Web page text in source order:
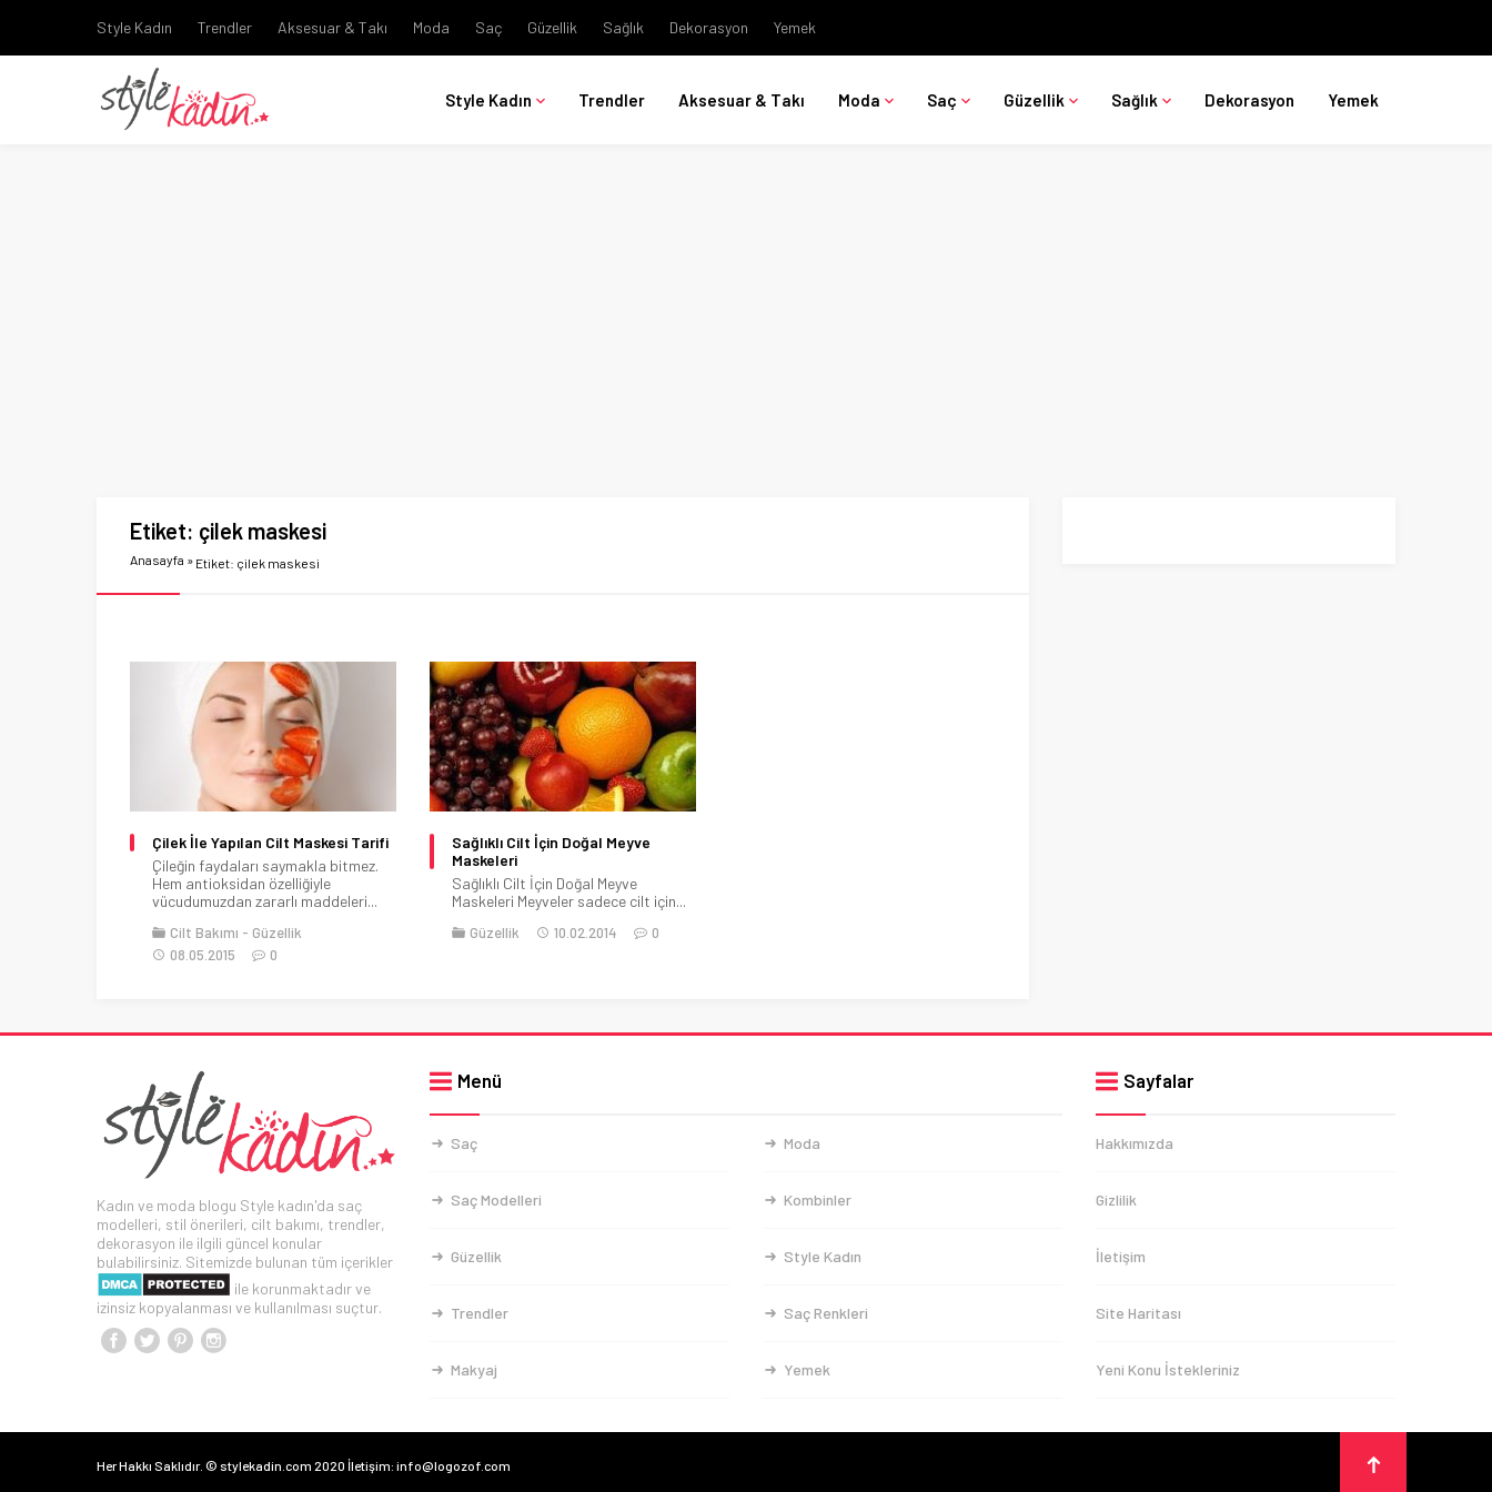
Style Kadın Trendler Aksesuar & Takı Moda Saç Güzellik Sağlık Dekorasyon Yemek
Style Kadın Trendler Aksesuar & Takı Moda Saç Güzellik Sağlık Dekorasyon Yemek
Etiket: çilek maskesi
Anasayfa » Etiket: çilek maskesi
Çilek İle Yapılan Cilt Maskesi Tarifi
Çileğin faydaları saymakla bitmez.
Hem antioksidan özelliğiyle
vücudumuzdan zararlı maddeleri...
Cilt Bakımı
Güzellik
08.05.2015
0
Sağlıklı Cilt İçin Doğal Meyve
Maskeleri
Sağlıklı Cilt İçin Doğal Meyve
Maskeleri Meyveler sadece cilt için...
Güzellik 10.02.2014 0
Kadın ve moda blogu Style kadın'da saç
modelleri, stil önerileri, cilt bakımı, trendler,
dekorasyon ile ilgili güncel konular
bulabilirsiniz. Sitemizde bulunan tüm içerikler
ile korunmaktadır ve
izinsiz kopyalanması ve kullanılması suçtur.
Menü
Saç Moda
Saç Modelleri Kombinler
Güzellik Style Kadın
Trendler Saç Renkleri
Makyaj Yemek
Sayfalar
Hakkımızda
Gizlilik
İletişim
Site Haritası
Yeni Konu İstekleriniz
Her Hakkı Saklıdır. © stylekadin.com 2020 İletişim: info@logozof.com